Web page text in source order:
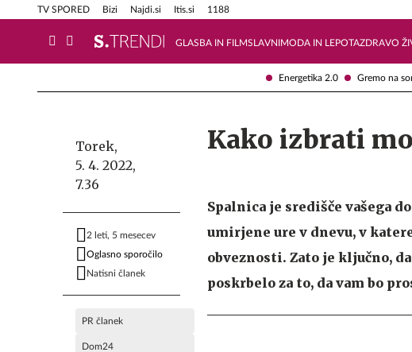
Energetika 2.0 Gremo na
TV SPORED Bizi Najdi.si Itis.si 1188
GLASBA IN FILMSLAVNIMODA IN LEPOTAZDRAVO
Info in obvestila Tehnik
Torek,
5. 4. 2022,
7.36
2 leti, 5 mesecev
Oglasno sporočilo
Natisni članek
PR članek
Dom24
Kako izbrati
Spalnica je središče vašega
umirjene ure v dnevu, v
obveznosti. Zato je ključno,
poskrbelo za to, da vam bo